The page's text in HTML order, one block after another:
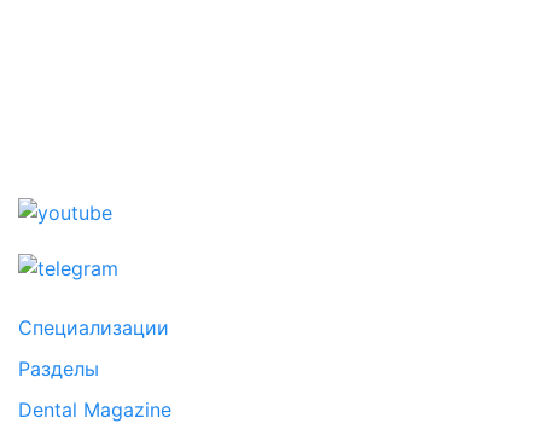
Специализации
Разделы
Dental Magazine